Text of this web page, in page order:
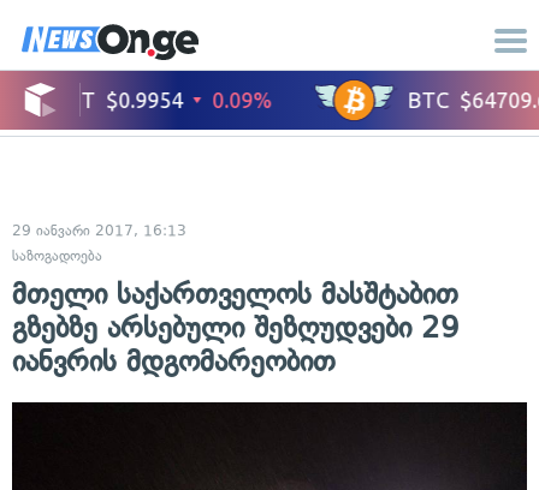
29 იანვარი 2017, 16:13
საზოგადოება
მთელი საქართველოს მასშტაბით
გზებზე არსებული შეზღუდვები 29
იანვრის მდგომარეობით